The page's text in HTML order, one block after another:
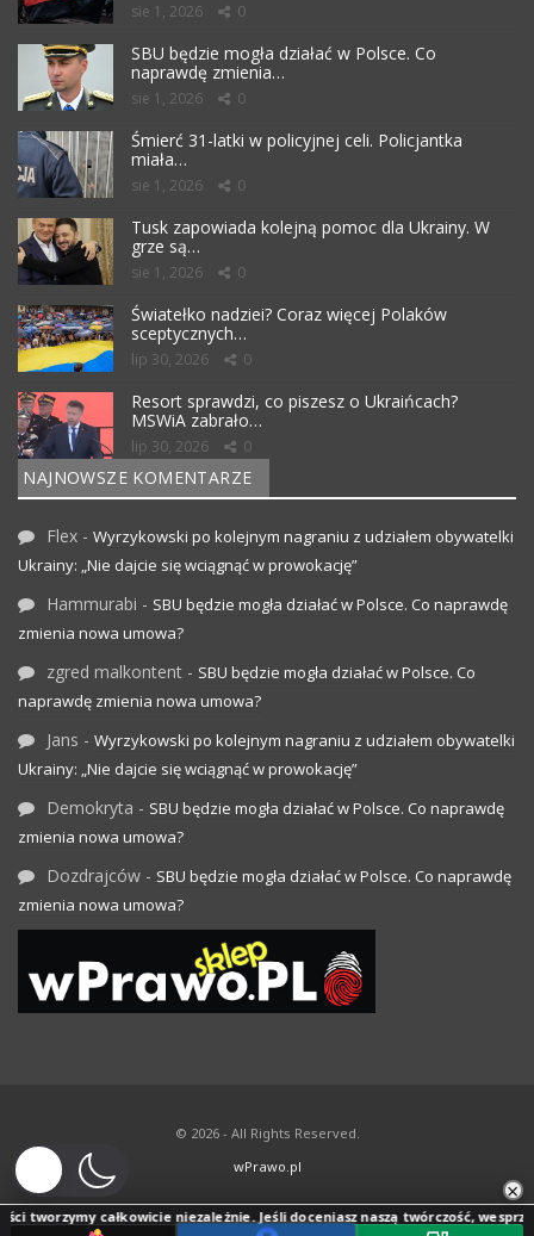
sie 1, 2026 0
SBU będzie mogła działać w Polsce. Co
naprawdę zmienia…
sie 1, 2026 0
Śmierć 31-latki w policyjnej celi. Policjantka
miała…
sie 1, 2026 0
Tusk zapowiada kolejną pomoc dla Ukrainy. W
grze są…
sie 1, 2026 0
Światełko nadziei? Coraz więcej Polaków
sceptycznych…
lip 30, 2026 0
Resort sprawdzi, co piszesz o Ukraińcach?
MSWiA zabrało…
lip 30, 2026 0
NAJNOWSZE KOMENTARZE
Flex - Wyrzykowski po kolejnym nagraniu z udziałem obywatelki
Ukrainy: „Nie dajcie się wciągnąć w prowokację”
Hammurabi - SBU będzie mogła działać w Polsce. Co naprawdę
zmienia nowa umowa?
zgred malkontent - SBU będzie mogła działać w Polsce. Co
naprawdę zmienia nowa umowa?
Jans - Wyrzykowski po kolejnym nagraniu z udziałem obywatelki
Ukrainy: „Nie dajcie się wciągnąć w prowokację”
Demokryta - SBU będzie mogła działać w Polsce. Co naprawdę
zmienia nowa umowa?
Dozdrajców - SBU będzie mogła działać w Polsce. Co naprawdę
zmienia nowa umowa?
© 2026 - All Rights Reserved.
wPrawo.pl
×
tworzymy całkowicie niezależnie. Jeśli doceniasz naszą twórczość, wesprzyj